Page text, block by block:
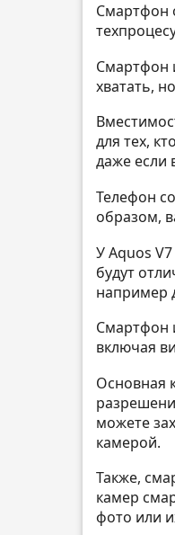
Смартфон
Смартфон
хватать,
для тех,
даже если
Телефон
образом,
У Aquos
будут
например
Смартфон
включая
Основная
можете
камерой.
Также,
камер
фото или